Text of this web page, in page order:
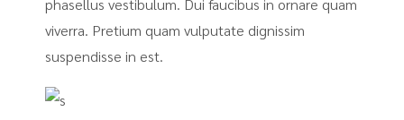
phasellus vestibulum. Dui faucibus in ornare quam
viverra. Pretium quam vulputate dignissim
suspendisse in est.